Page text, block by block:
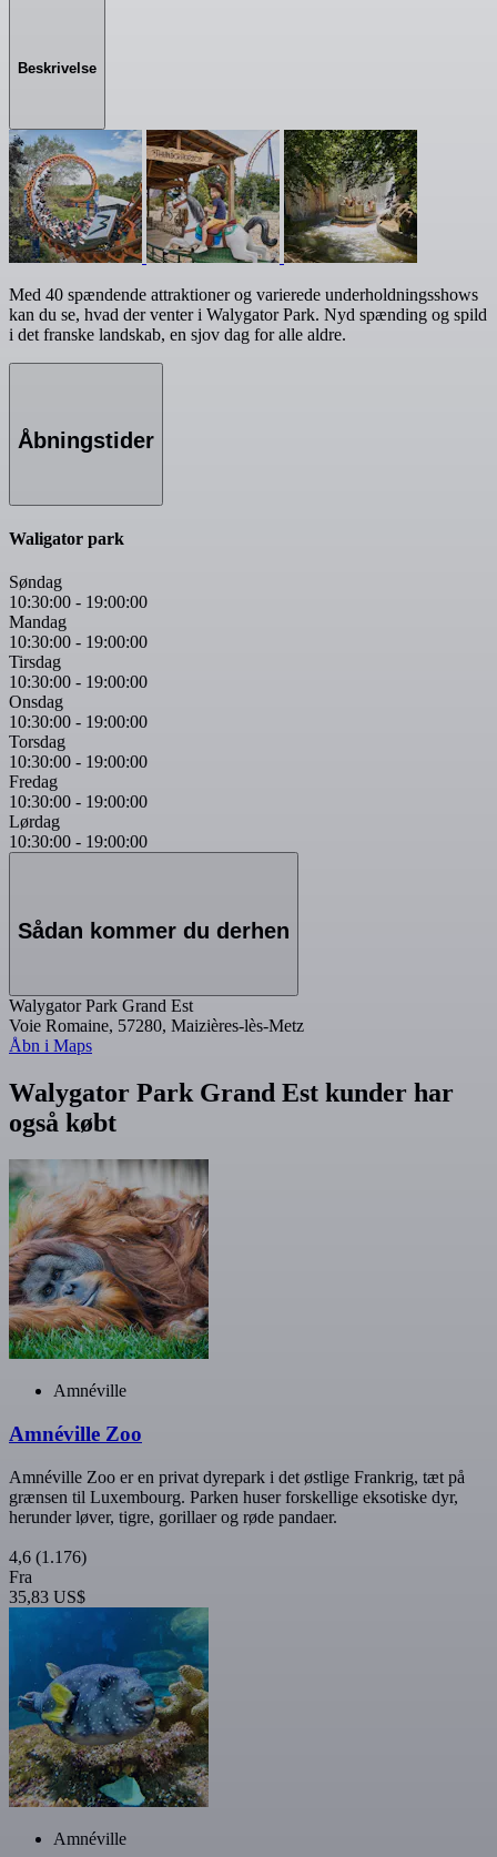
Beskrivelse
Med 40 spændende attraktioner og varierede underholdningsshows
kan du se, hvad der venter i Walygator Park. Nyd spænding og spild
i det franske landskab, en sjov dag for alle aldre.
Åbningstider
Waligator park
Søndag
10:30:00 - 19:00:00
Mandag
10:30:00 - 19:00:00
Tirsdag
10:30:00 - 19:00:00
Onsdag
10:30:00 - 19:00:00
Torsdag
10:30:00 - 19:00:00
Fredag
10:30:00 - 19:00:00
Lørdag
10:30:00 - 19:00:00
Sådan kommer du derhen
Walygator Park Grand Est
Voie Romaine, 57280, Maizières-lès-Metz
Åbn i Maps
Walygator Park Grand Est kunder har
også købt
Amnéville
Amnéville Zoo
Amnéville Zoo er en privat dyrepark i det østlige Frankrig, tæt på
grænsen til Luxembourg. Parken huser forskellige eksotiske dyr,
herunder løver, tigre, gorillaer og røde pandaer.
4,6 (1.176)
Fra
35,83 US$
Amnéville